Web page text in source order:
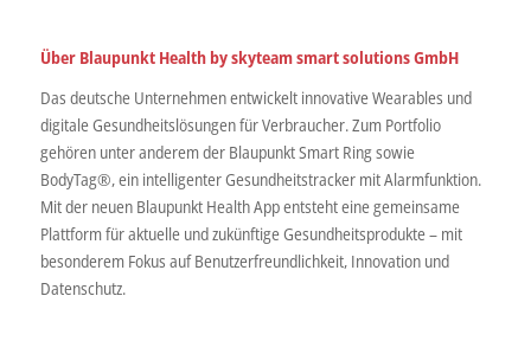
Über Blaupunkt Health by skyteam smart solutions GmbH
Das deutsche Unternehmen entwickelt innovative Wearables und
digitale Gesundheitslösungen für Verbraucher. Zum Portfolio
gehören unter anderem der Blaupunkt Smart Ring sowie
BodyTag®, ein intelligenter Gesundheitstracker mit Alarmfunktion.
Mit der neuen Blaupunkt Health App entsteht eine gemeinsame
Plattform für aktuelle und zukünftige Gesundheitsprodukte – mit
besonderem Fokus auf Benutzerfreundlichkeit, Innovation und
Datenschutz.